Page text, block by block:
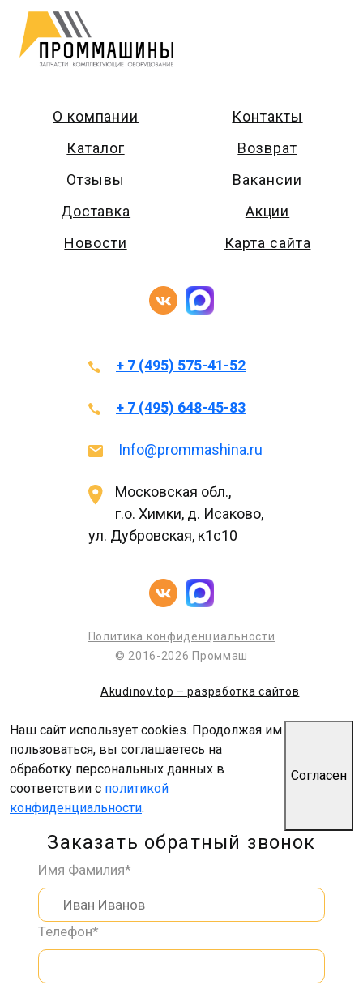
О компании
Каталог
Отзывы
Доставка
Новости
Контакты
Возврат
Вакансии
Акции
Карта сайта
+ 7 (495) 575-41-52
+ 7 (495) 648-45-83
Info@prommashina.ru
Московская обл.,
г.о. Химки, д. Исаково,
ул. Дубровская, к1с10
Политика конфиденциальности
© 2016-2026 Проммаш
Akudinov.top – разработка сайтов
Наш сайт использует cookies. Продолжая им
пользоваться, вы соглашаетесь на
обработку персональных данных в
соответствии с политикой
конфиденциальности.
Согласен
Заказать обратный звонок
Имя Фамилия*
Телефон*